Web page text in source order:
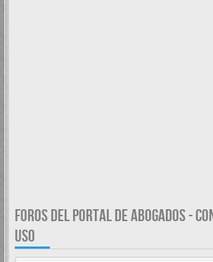
FOROS DEL PORTAL DE ABOGADOS -
USO